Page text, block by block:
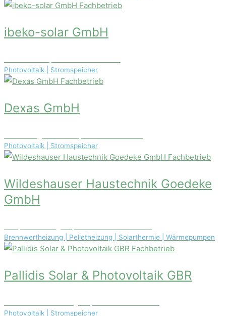
Fachbetrieb
ibeko-solar GmbH
Photovoltaik | Stromspeicher
Fachbetrieb
Dexas GmbH
Photovoltaik | Stromspeicher
Fachbetrieb
Wildeshauser Haustechnik Goedeke
GmbH
Brennwertheizung | Pelletheizung | Solarthermie | Wärmepumpen
Fachbetrieb
Pallidis Solar & Photovoltaik GBR
Photovoltaik | Stromspeicher